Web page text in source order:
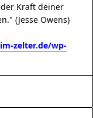
Kraft deiner
(Jesse Owens)
zelter.de/wp-